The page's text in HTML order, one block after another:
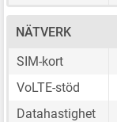
NÄTVERK
SIM-kort
VoLTE-stöd
Datahastighet